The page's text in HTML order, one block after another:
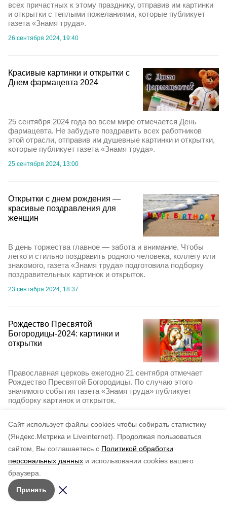
Cайт использует файлы cookies чтобы собирать статистику
(Яндекс.Метрика и Liveinternet).
Продолжая пользоваться
сайтом, Вы соглашаетесь с Политикой обработки
персональных данных и использовании cookies вашего
браузера.
Принять
всех причастных к этому празднику, отправив им картинки
и открытки с теплыми пожеланиями, которые публикует
газета «Знамя труда».
26 сентября 2024, 19:40
Красивые картинки и открытки с
Днем фармацевта 2024
25 сентября 2024 года во всем мире отмечается День
фармацевта. Не забудьте поздравить всех работников
этой отрасли, отправив им душевные картинки и открытки,
которые публикует газета «Знамя труда».
25 сентября 2024, 13:00
Открытки с днем рождения —
красивые поздравления для
женщин
В день торжества главное — забота и внимание. Чтобы
легко и стильно поздравить родного человека, коллегу или
знакомого, газета «Знамя труда» подготовила подборку
поздравительных картинок и открыток.
23 сентября 2024, 18:37
Рождество Пресвятой
Богородицы-2024: картинки и
открытки
Православная церковь ежегодно 21 сентября отмечает
Рождество Пресвятой Богородицы. По случаю этого
значимого события газета «Знамя труда» публикует
подборку картинок и открыток.